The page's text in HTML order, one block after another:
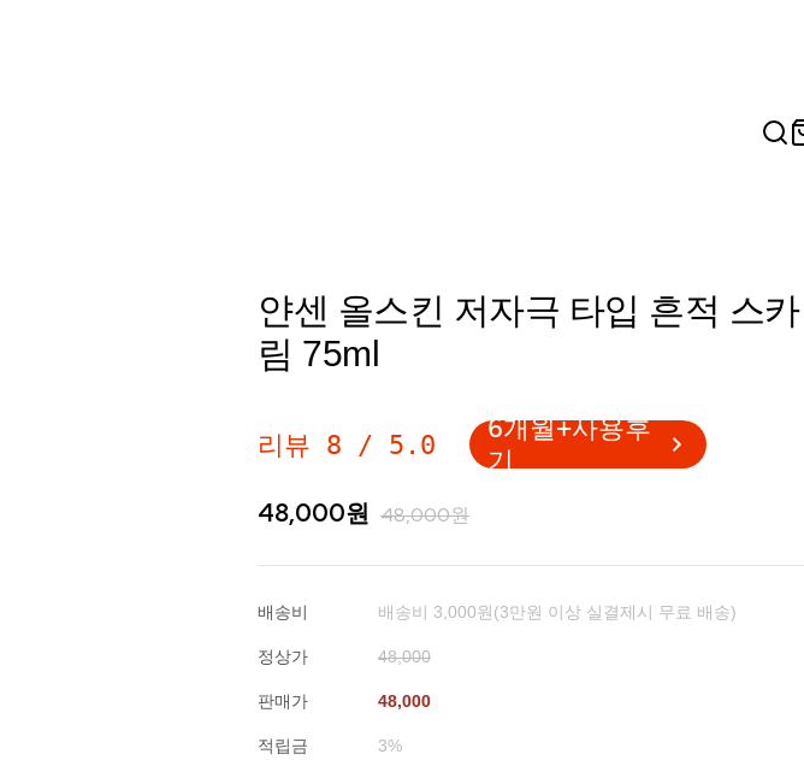
얀센 올스킨 저자극 타입 흔적 스
림 75ml
리뷰 8 / 5.0
6개월+사용후
기
48,000원 48,000원
배송비 배송비 3,000원(3만원 이상 실결제시 무료 배송)
정상가 48,000
판매가 48,000
적립금 3%